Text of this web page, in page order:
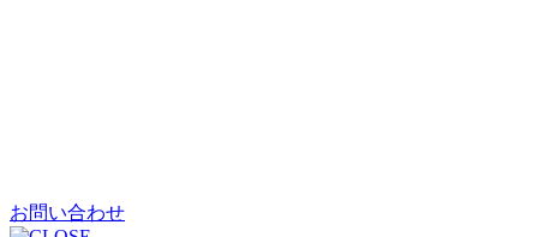
お問い合わせ